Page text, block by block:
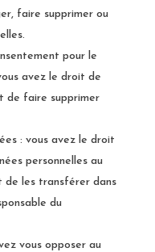
faire supprimer ou
pour le
avez le droit de
de faire supprimer
: vous avez le droit
personnelles au
de les transférer dans
du
vous opposer au